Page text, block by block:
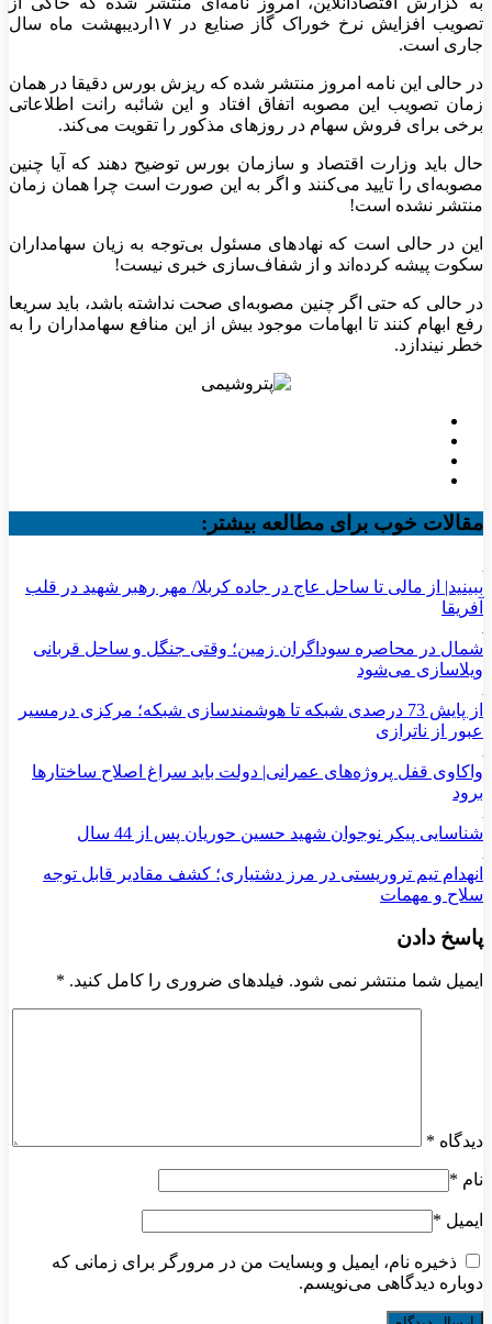
تصویب افزایش نرخ خوراک گاز صنایع در ۱۷اردیبهشت ماه سال
جاری است.
در حالی این نامه امروز منتشر شده که ریزش بورس دقیقا در همان
زمان تصویب این مصوبه اتفاق افتاد و این شائبه رانت اطلاعاتی
برخی برای فروش سهام در روزهای مذکور را تقویت می‌کند.
حال باید وزارت اقتصاد و سازمان بورس توضیح دهند که آیا چنین
مصوبه‌ای را تایید می‌کنند و اگر به این صورت است چرا همان زمان
منتشر نشده است!
این در حالی است که نهادهای مسئول بی‌توجه به زیان سهامداران
سکوت پیشه کرده‌اند و از شفاف‌سازی خبری نیست!
در حالی که حتی اگر چنین مصوبه‌ای صحت نداشته باشد، باید سریعا
رفع ابهام کنند تا ابهامات موجود بیش از این منافع سهامداران را به
خطر نیندازد.
مقالات خوب برای مطالعه بیشتر:
ببینید| از مالی تا ساحل عاج در جاده کربلا/ مهر رهبر شهید در قلب
آفریقا
شمال در محاصره سوداگران زمین؛ وقتی جنگل و ساحل قربانی
ویلاسازی می‌شود
از پایش 73 درصدی شبکه تا هوشمندسازی شبکه؛ مرکزی درمسیر
عبور از ناترازی
واکاوی قفل پروژه‌های عمرانی| دولت باید سراغ اصلاح ساختارها
برود
شناسایی پیکر نوجوان شهید حسین حوریان پس از 44 سال
انهدام تیم تروریستی در مرز دشتیاری؛ کشف مقادیر قابل توجه
سلاح و مهمات
پاسخ دادن
ایمیل شما منتشر نمی شود. فیلدهای ضروری را کامل کنید. *
دیدگاه *
نام *
ایمیل *
ذخیره نام، ایمیل و وبسایت من در مرورگر برای زمانی که
دوباره دیدگاهی می‌نویسم.